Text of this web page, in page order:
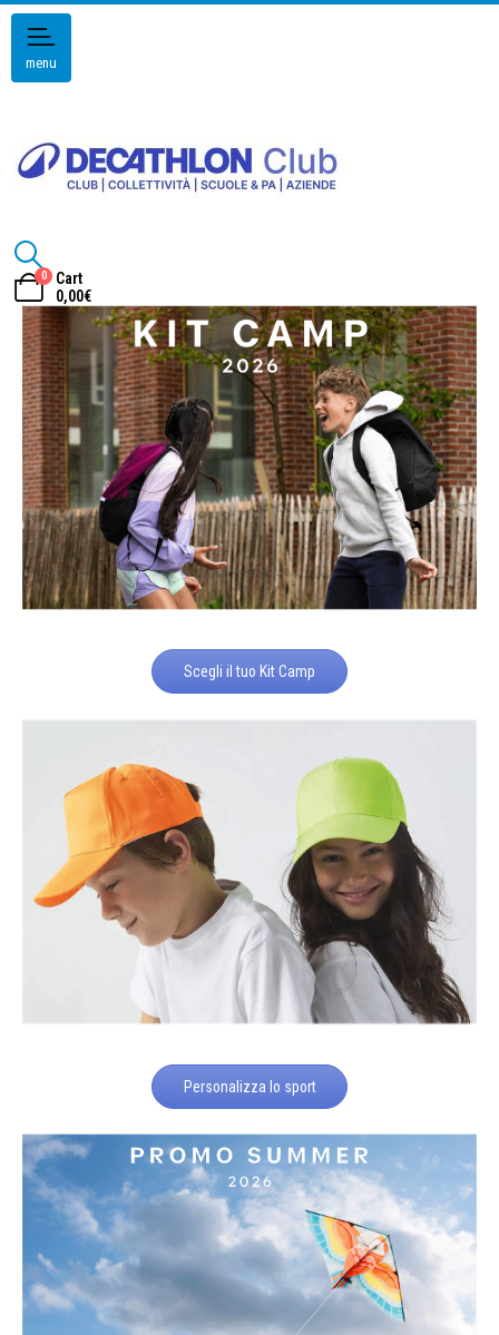
menu
0
Cart
0,00€
Scegli il tuo Kit Camp
Personalizza lo sport